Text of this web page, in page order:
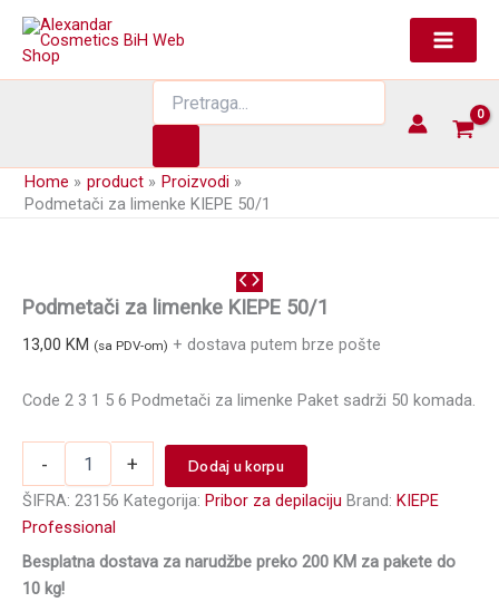
Skip
content
search
Home product
Proizvodi
Podmetači za limenke KIEPE 50/1
Podmetači za limenke KIEPE 50/1
13,00 KM (sa PDV-om) + dostava putem brze pošte
Code 2 3 1 5 6 Podmetači za limenke Paket sadrži 50 komada.
-
limenke
KIEPE
količina
+
Dodaj u korpu
ŠIFRA: 23156 Kategorija: Pribor za depilaciju Brand: KIEPE
Professional
Besplatna dostava za narudžbe preko 200 KM za pakete do
10 kg!